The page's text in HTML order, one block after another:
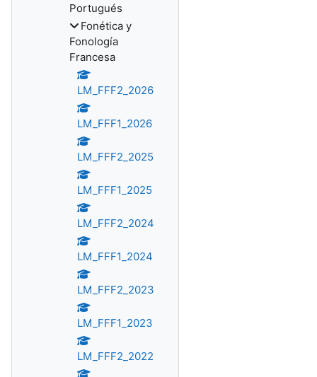
Portugués
Fonética y
Fonología
Francesa
LM_FFF2_2026
LM_FFF1_2026
LM_FFF2_2025
LM_FFF1_2025
LM_FFF2_2024
LM_FFF1_2024
LM_FFF2_2023
LM_FFF1_2023
LM_FFF2_2022